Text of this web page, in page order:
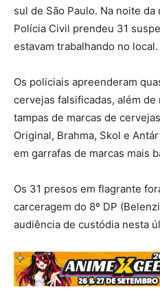
sul de São Paulo. Na noite
Polícia Civil prendeu 31
estavam trabalhando no local.
Os policiais apreenderam
cervejas falsificadas, além
tampas de marcas de
Original, Brahma, Skol e
em garrafas de marcas mais
Os 31 presos em flagrante
carceragem do 8º DP
audiência de custódia nesta